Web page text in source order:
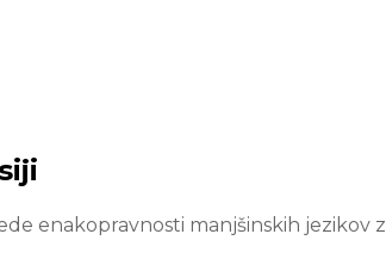
enakopravnosti manjšinskih jezikov z